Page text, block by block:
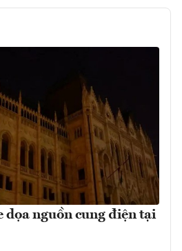
dọa nguồn cung điện tại